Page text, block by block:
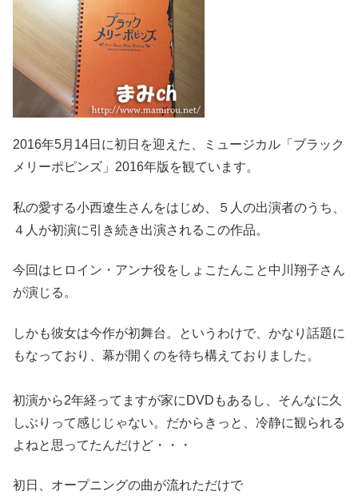
2016年5月14日に初日を迎えた、ミュージカル「ブラック
メリーポピンズ」2016年版を観ています。
私の愛する小西遼生さんをはじめ、５人の出演者のうち、
４人が初演に引き続き出演されるこの作品。
今回はヒロイン・アンナ役をしょこたんこと中川翔子さん
が演じる。
しかも彼女は今作が初舞台。というわけで、かなり話題に
もなっており、幕が開くのを待ち構えておりました。
初演から2年経ってますが家にDVDもあるし、そんなに久
しぶりって感じじゃない。だからきっと、冷静に観られる
よねと思ってたんだけど・・・
初日、オープニングの曲が流れただけで